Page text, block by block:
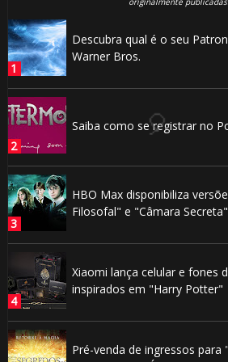
Descubra qual é o seu
Warner Bros.
Saiba como se registrar no
HBO Max disponibiliza
Filosofal" e "Câmara Secreta"
Xiaomi lança celular e fones
inspirados em "Harry Potter"
Pré-venda de ingressos para
🎂
1️⃣ 8️⃣